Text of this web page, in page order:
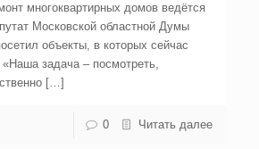
многоквартирных домов ведётся
Московской областной Думы
объекты, в которых сейчас
задача – посмотреть,
[…]
0 Читать далее